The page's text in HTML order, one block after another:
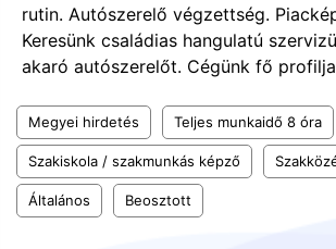
rutin. Autószerelő végzettség.
Keresünk családias hangulatú
akaró autószerelőt. Cégünk fő
Megyei hirdetés Teljes munkaidő 8 óra
Szakiskola / szakmunkás képző
Általános Beosztott